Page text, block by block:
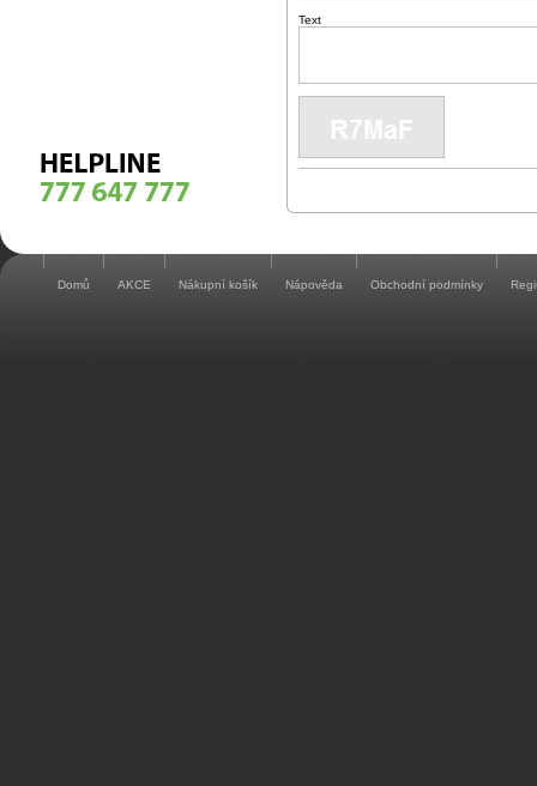
Text
Domů AKCE Nákupní košík Nápověda Obchodní podmínky